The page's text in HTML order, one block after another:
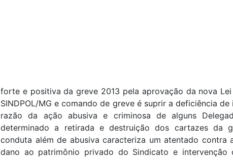
forte e positiva da greve 2013 pela aprovação da nova
SINDPOL/MG e comando de greve é suprir a deficiência
razão da ação abusiva e criminosa de alguns
determinado a retirada e destruição dos cartazes da
conduta além de abusiva caracteriza um atentado contra
dano ao patrimônio privado do Sindicato e intervenção